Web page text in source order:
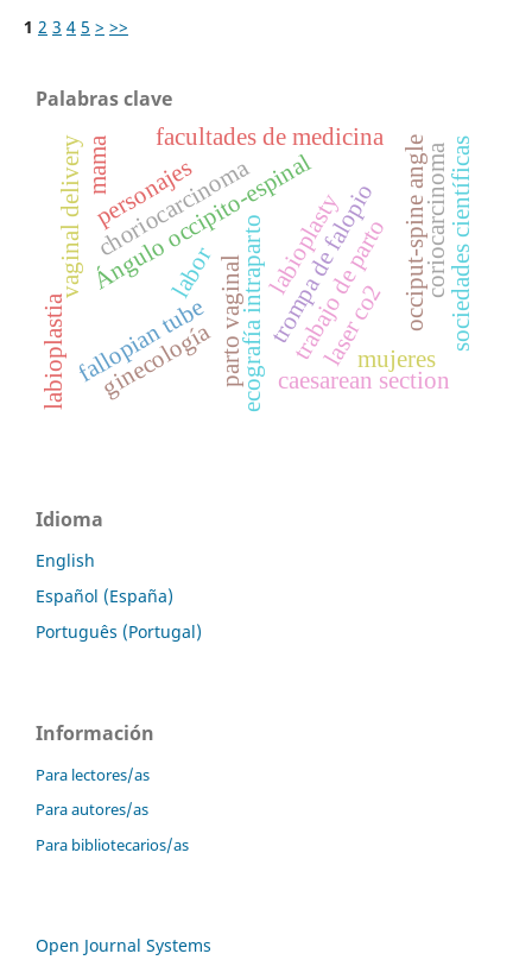
1 2 3 4 5 > >>
Palabras clave
trabajo de parto
ecografía intraparto
Ángulo occipito-espinal
parto vaginal
labor occiput-spine angle
vaginal delivery
caesarean section
coriocarcinoma
trompa de falopio
choriocarcinoma
fallopian tube sociedades científicas
personajes
facultades de medicina
ginecología
labioplastia laser co2
labioplasty
mujeres
mama
Idioma
English
Español (España)
Português (Portugal)
Información
Para lectores/as
Para autores/as
Para bibliotecarios/as
Open Journal Systems